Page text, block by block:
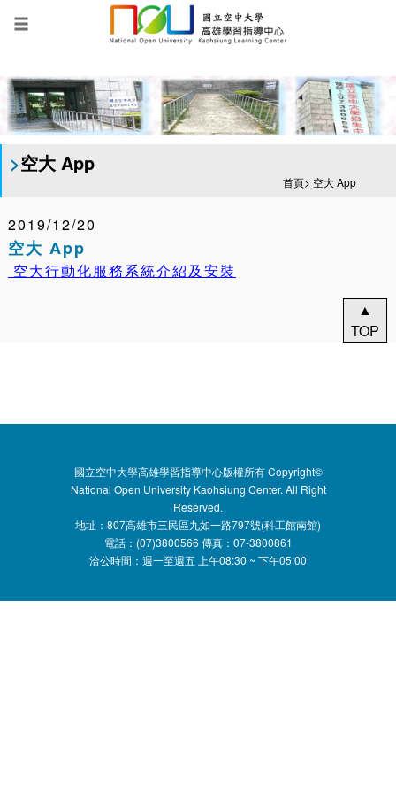
要
內
容
區
塊>空大 App
首頁> 空大 App
2019/12/20
空大 App
空大行動化服務系統介紹及安裝
▲
TOP
地址：807高雄市三民區九如一路797號(科工館南館)
電話：(07)3800566 傳真：07-3800861
洽公時間：週一至週五 上午08:30 ~ 下午05:00
國立空中大學高雄學習指導中心版權所有 Copyright©
National Open University Kaohsiung Center. All Right
Reserved.